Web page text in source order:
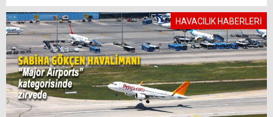
HAVACILIK HABERLERİ